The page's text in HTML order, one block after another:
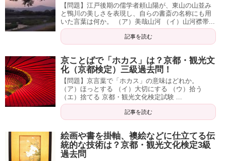
【問題】江戸後期の儒学者頼山陽が、東山の山並み
と鴨川の美しさを表現し、自らの書斎の名称にも用
いた言葉は何か。 （ア）美哉山河 （イ）山河襟帯...
記事を読む
京ことばで「ホカス」は？京都・観光文
化（京都検定）三級過去問！
【問題】京言葉で「ホカス」の意味はどれか。
（ア）ほっとする （イ）大切にする （ウ）拾う
（エ）捨てる 京都・観光文化検定試験 ...
記事を読む
絵画や書を掛軸、襖絵などに仕立てる伝
統的な技術は？京都・観光文化検定3級
過去問